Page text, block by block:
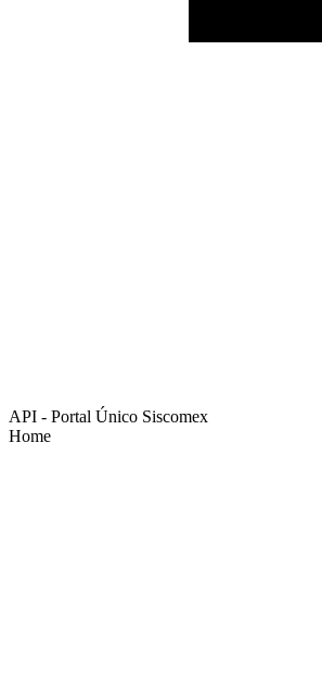
API - Portal Único Siscomex
Home